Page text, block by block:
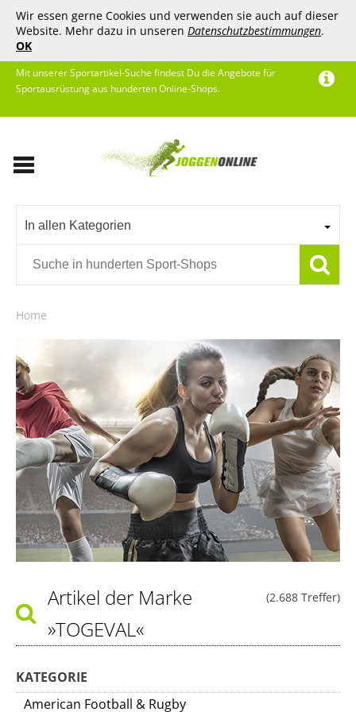
Wir essen gerne Cookies und verwenden sie auch auf dieser
Website. Mehr dazu in unseren Datenschutzbestimmungen.
OK
Mit unserer Sportartikel-Suche findest Du die Angebote für
Sportausrüstung aus hunderten Online-Shops.
In allen Kategorien
Home
(2.688 Treffer)
Artikel der Marke
»TOGEVAL«
KATEGORIE
American Football & Rugby